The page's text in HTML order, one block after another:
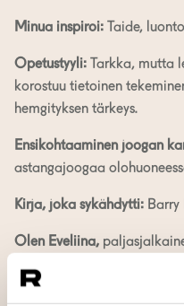
Minua inspiroi: Taide,
Opetustyyli: Tarkka, mutta
korostuu tietoinen
hemgityksen tärkeys.
Ensikohtaaminen joogan
astangajoogaa
Kirja, joka sykähdytti: Barry
Olen Eveliina,
astangajoogaa suurella
perinnettä kunnioittaen.